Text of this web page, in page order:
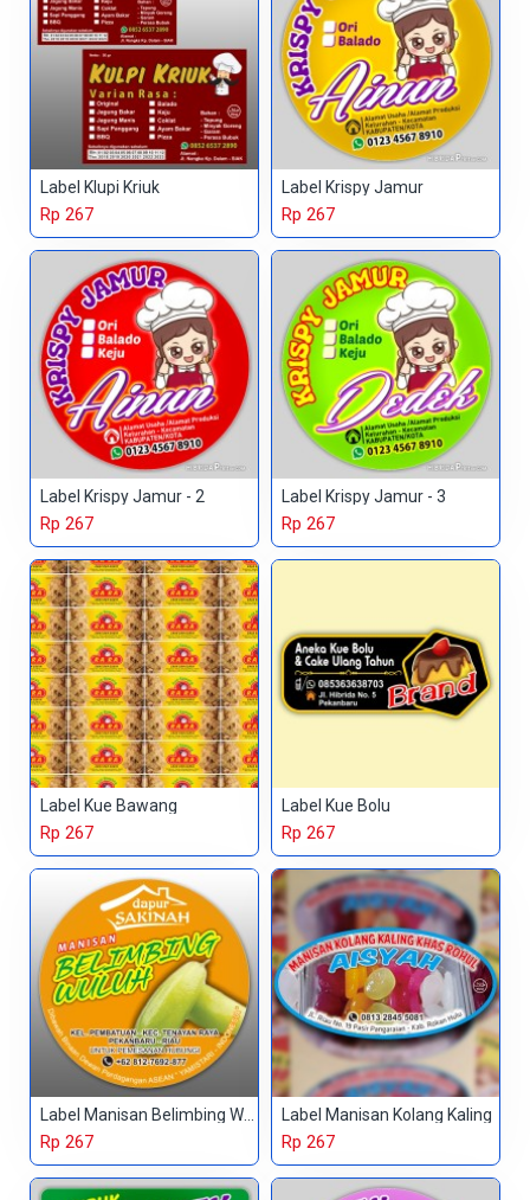
Label Klupi Kriuk
Rp 267
Label Krispy Jamur
Rp 267
Label Krispy Jamur - 2
Rp 267
Label Krispy Jamur - 3
Rp 267
Label Kue Bawang
Rp 267
Label Kue Bolu
Rp 267
Rp 267
Label Manisan Kolang Kaling
Rp 267